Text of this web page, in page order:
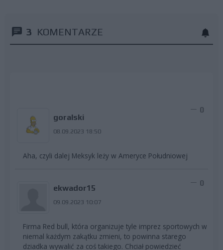
3 KOMENTARZE
goralski
08.09.2023 18:50
0
Aha, czyli dalej Meksyk leży w Ameryce Południowej
ekwador15
09.09.2023 10:07
0
Firma Red bull, która organizuje tyle imprez sportowych w
niemal każdym zakątku zmieni, to powinna starego
dziadka wywalić za coś takiego. Chciał powiedzieć